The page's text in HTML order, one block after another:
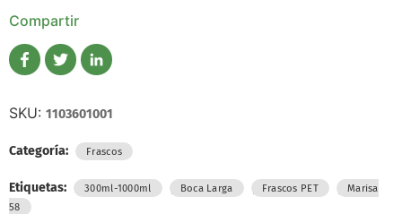
Compartir
SKU: 1103601001
Categoría: Frascos
Etiquetas: 300ml-1000ml , Boca Larga , Frascos PET ,
Marisa
58